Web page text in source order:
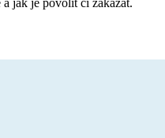
jak je povolit či zakázat.